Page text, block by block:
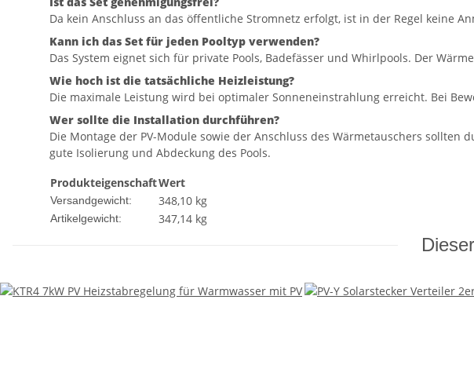
Da kein Anschluss an das öffentliche Stromnetz erfolgt, ist in der Regel keine
Kann ich das Set für jeden Pooltyp verwenden?
Das System eignet sich für private Pools, Badefässer und Whirlpools. Der
Wie hoch ist die tatsächliche Heizleistung?
Die maximale Leistung wird bei optimaler Sonneneinstrahlung erreicht. Bei
Wer sollte die Installation durchführen?
Die Montage der PV-Module sowie der Anschluss des Wärmetauschers
gute Isolierung und Abdeckung des Pools.
ProdukteigenschaftWert
Versandgewicht: 348,10 kg
Artikelgewicht: 347,14 kg